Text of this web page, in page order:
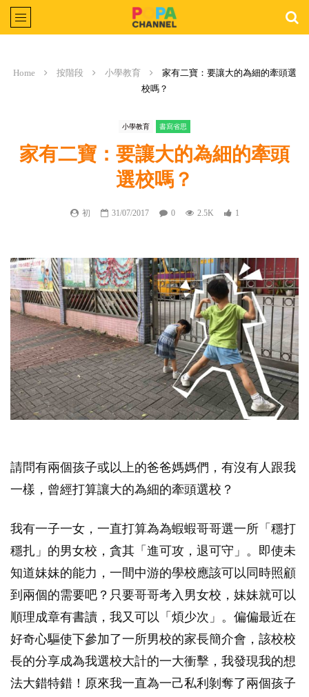
Home 按階段 小學教育
家有二寶：要讓大的為細的牽頭選
校嗎？
小學教育 書寫省思
家有二寶：要讓大的為細的牽頭
選校嗎？
初 31/07/2017 0 2.5K 1
請問有兩個孩子或以上的爸爸媽媽們，有沒有人跟我
一樣，曾經打算讓大的為細的牽頭選校？
我有一子一女，一直打算為為蝦蝦哥哥選一所「穩打
穩扎」的男女校，貪其「進可攻，退可守」。即使未
知道妹妹的能力，一間中游的學校應該可以同時照顧
到兩個的需要吧？只要哥哥考入男女校，妹妹就可以
順理成章有書讀，我又可以「煩少次」。偏偏最近在
好奇心驅使下參加了一所男校的家長簡介會，該校校
長的分享成為我選校大計的一大衝擊，我發現我的想
法大錯特錯！原來我一直為一己私利剝奪了兩個孩子